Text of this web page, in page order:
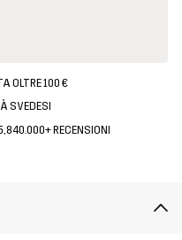
OLTRE 100 €
SVEDESI
840.000+ RECENSIONI